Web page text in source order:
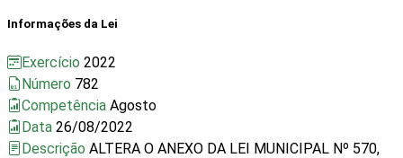
Informações da Lei
Exercício 2022
Número 782
Competência Agosto
Data 26/08/2022
Descrição ALTERA O ANEXO DA LEI MUNICIPAL Nº 570,